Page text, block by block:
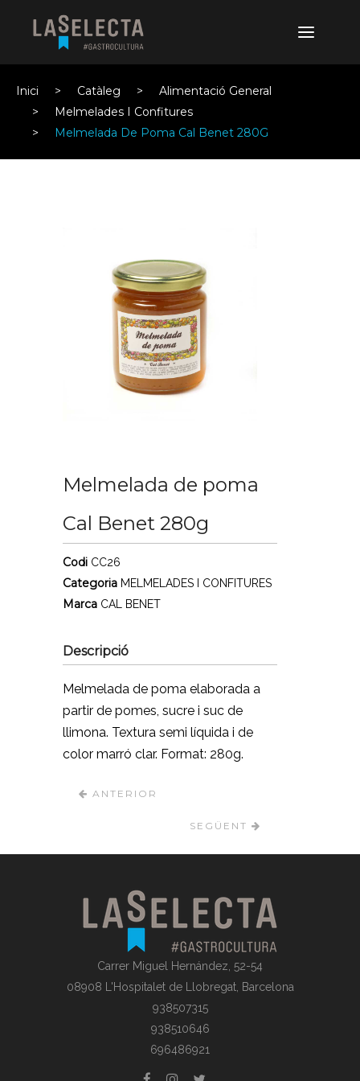
Inici Catàleg
Alimentació General
Melmelades I Confitures
Melmelada De Poma Cal Benet 280G
Melmelada de poma
Cal Benet 280g
Codi CC26
Categoria MELMELADES I CONFITURES
Marca CAL BENET
Descripció
Melmelada de poma elaborada a
partir de pomes, sucre i suc de
llimona. Textura semi líquida i de
color marró clar. Format: 280g.
ANTERIOR
SEGÜENT
Carrer Miguel Hernández, 52-54
08908 L'Hospitalet de Llobregat, Barcelona
938507315
938510646
696486921